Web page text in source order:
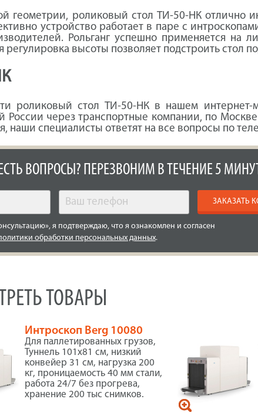
геометрии, роликовый стол ТИ‑50-НК отлично
устройство работает в паре с
Рольганг успешно применяется на
высоты позволяет подстроить стол
роликовый стол ТИ‑50-НК в нашем интернет-
через транспортные компании, по Москве
наши специалисты ответят на все вопросы по
ВОПРОСЫ? ПЕРЕЗВОНИМ В ТЕЧЕНИЕ 5
ЗАКАЗАТЬ
я подтверждаю, что я ознакомлен и согласен
обработки персональных данных.
ТОВАРЫ
Интроскоп Berg 10080
Для паллетированных грузов,
Туннель 101х81 см, низкий
конвейер 31 см, нагрузка 200
кг, проницаемость 40 мм стали,
работа 24/7 без прогрева,
хранение 200 тыс снимков.